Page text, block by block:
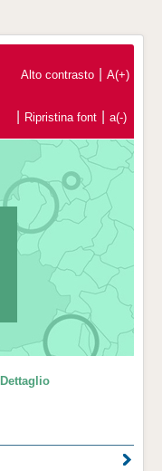
Alto contrasto A(+)
Ripristina font a(-)
Dettaglio